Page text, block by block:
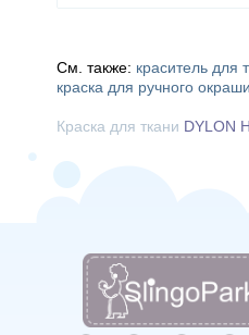
См. также: краситель для
краска для ручного
Краска для ткани DYLON